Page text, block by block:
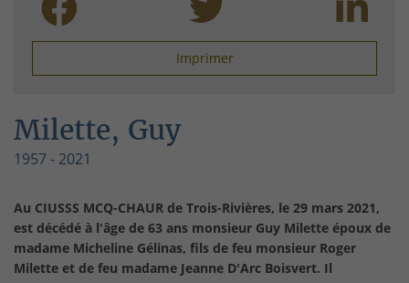
Imprimer
Milette, Guy
1957 - 2021
Au CIUSSS MCQ-CHAUR de Trois-Rivières, le 29 mars 2021,
est décédé à l'âge de 63 ans monsieur Guy Milette époux de
madame Micheline Gélinas, fils de feu monsieur Roger
Milette et de feu madame Jeanne D'Arc Boisvert. Il